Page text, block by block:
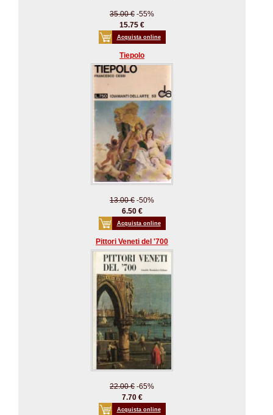
35.00 € -55%
15.75 €
Acquista online
Tiepolo
13.00 € -50%
6.50 €
Acquista online
Pittori Veneti del '700
22.00 € -65%
7.70 €
Acquista online